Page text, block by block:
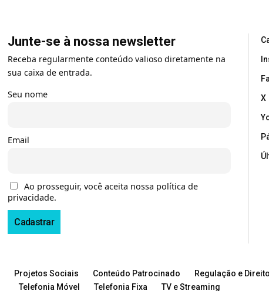
Junte-se à nossa newsletter
Receba regularmente conteúdo valioso diretamente na
sua caixa de entrada.
Seu nome
Email
Ao prosseguir, você aceita nossa política de
privacidade.
X
Projetos Sociais Conteúdo Patrocinado Regulação e
Telefonia Móvel
Telefonia Fixa TV e Streaming